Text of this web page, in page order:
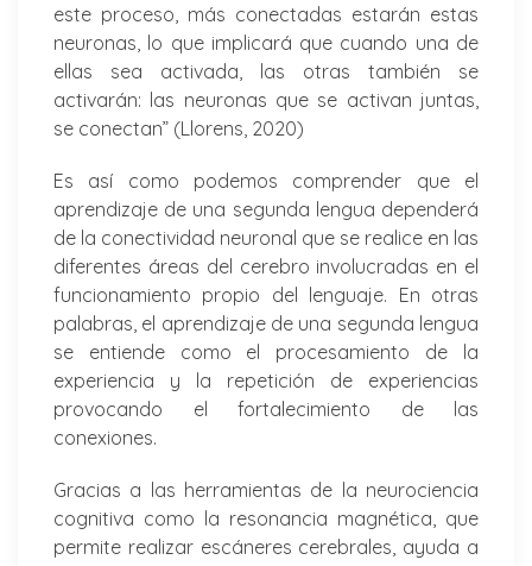
este proceso, más conectadas estarán estas
neuronas, lo que implicará que cuando una de
ellas sea activada, las otras también se
activarán: las neuronas que se activan juntas,
se conectan” (Llorens, 2020)
Es así como podemos comprender que el
aprendizaje de una segunda lengua dependerá
de la conectividad neuronal que se realice en las
diferentes áreas del cerebro involucradas en el
funcionamiento propio del lenguaje. En otras
palabras, el aprendizaje de una segunda lengua
se entiende como el procesamiento de la
experiencia y la repetición de experiencias
provocando el fortalecimiento de las
conexiones.
Gracias a las herramientas de la neurociencia
cognitiva como la resonancia magnética, que
permite realizar escáneres cerebrales, ayuda a